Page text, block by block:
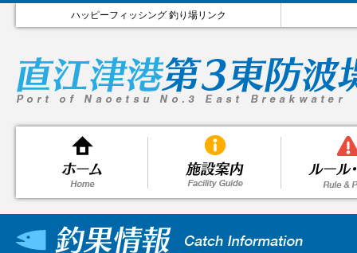
ハッピーフィッシング 釣り場リンク